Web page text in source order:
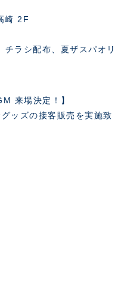
崎 2F
ラシ配布、夏ザスパオリ
来場決定！】
ズの接客販売を実施致